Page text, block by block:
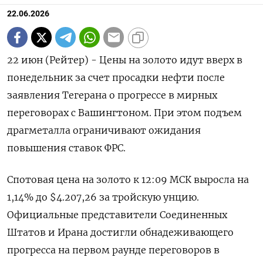
22.06.2026
22 июн (Рейтер) - Цены на золото идут вверх в
понедельник за счет просадки нефти после
заявления Тегерана о прогрессе в мирных
переговорах ‌с Вашингтоном. При этом подъем
драгметалла ограничивают ожидания
повышения ставок ФРС.
Спотовая цена на золото к 12:09 МСК выросла на ​
1,14% до $4.207,26 за тройскую ​унцию.
Официальные представители ​Соединенных
Штатов ⁠и Ирана достигли обнадеживающего
прогресса на первом ‌раунде переговоров в